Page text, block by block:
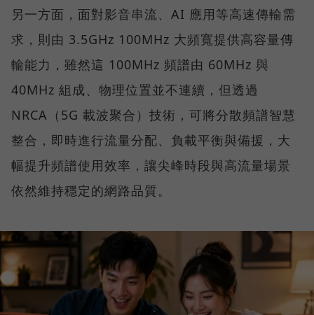
另一方面，面對影音串流、AI 應用等高速傳輸需
求，則由 3.5GHz 100MHz 大頻寬提供高容量傳
輸能力，雖然這 100MHz 頻譜由 60MHz 與
40MHz 組成、物理位置並不連續，但透過
NRCA（5G 載波聚合）技術，可將分散頻譜智慧
整合，即時進行流量分配、負載平衡與備援，大
幅提升頻譜使用效率，讓尖峰時段與高流量場景
依然維持穩定的網路品質。